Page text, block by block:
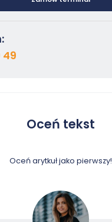
49
Oceń tekst
Oceń arytkuł jako pierwszy!